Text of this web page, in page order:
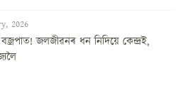
2026
বজ্ৰপাত! জলজীৱনৰ ধন নিদিয়ে কেন্দ্ৰই,